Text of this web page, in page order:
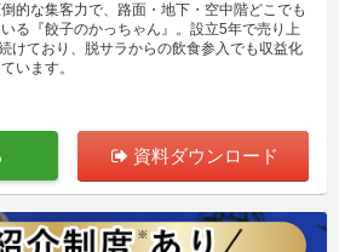
的な集客力で、路面・地下・空中階どこでも
る『餃子のかっちゃん』。設立5年で売り上
けており、脱サラからの飲食参入でも収益化
います。
資料ダウンロード